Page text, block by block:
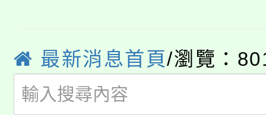
系所師生報名參加。
學籍身 分審查程序及
版
公告本校115學年度第
代理(課)教師甄選結果(
「2026金融保險知識
最新消息首頁/瀏覽：